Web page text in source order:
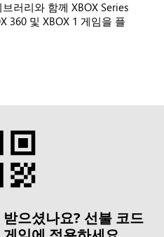
러리와 함께 XBOX Series
360 및 XBOX 1 게임을 플
으셨나요? 선불 코드